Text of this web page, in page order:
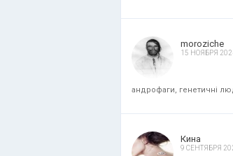
moroziche
15 НОЯБРЯ
андрофаги, генетичні
Кина
9 СЕНТЯБРЯ